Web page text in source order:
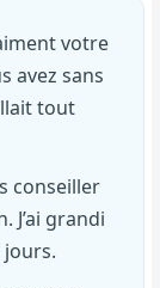
votre
avez sans
tout
conseiller
J’ai grandi
jours.